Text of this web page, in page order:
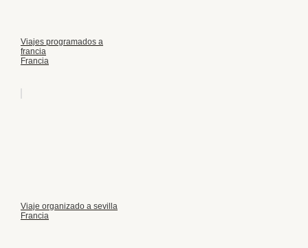
Viajes programados a
francia
Francia
Viaje organizado a sevilla
Francia